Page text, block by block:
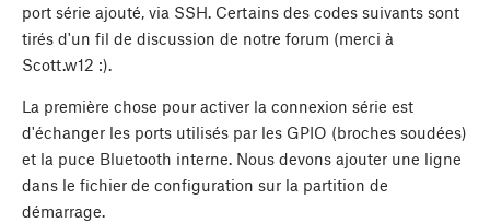
port série ajouté, via SSH. Certains des codes suivants sont
tirés d'un fil de discussion de notre forum (merci à
Scott.w12 :).
La première chose pour activer la connexion série est
d'échanger les ports utilisés par les GPIO (broches soudées)
et la puce Bluetooth interne. Nous devons ajouter une ligne
dans le fichier de configuration sur la partition de
démarrage.